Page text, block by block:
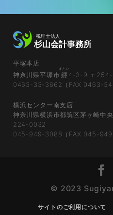
平塚本店
神奈川県平塚市纒
まとい
4-3-9 〒254-
0463-33-3662（FAX 0463-
横浜センター南支店
神奈川県横浜市都筑区茅ヶ崎中
224-0032
045-949-3088（FAX 045-
© 2023
サイトのご利用について